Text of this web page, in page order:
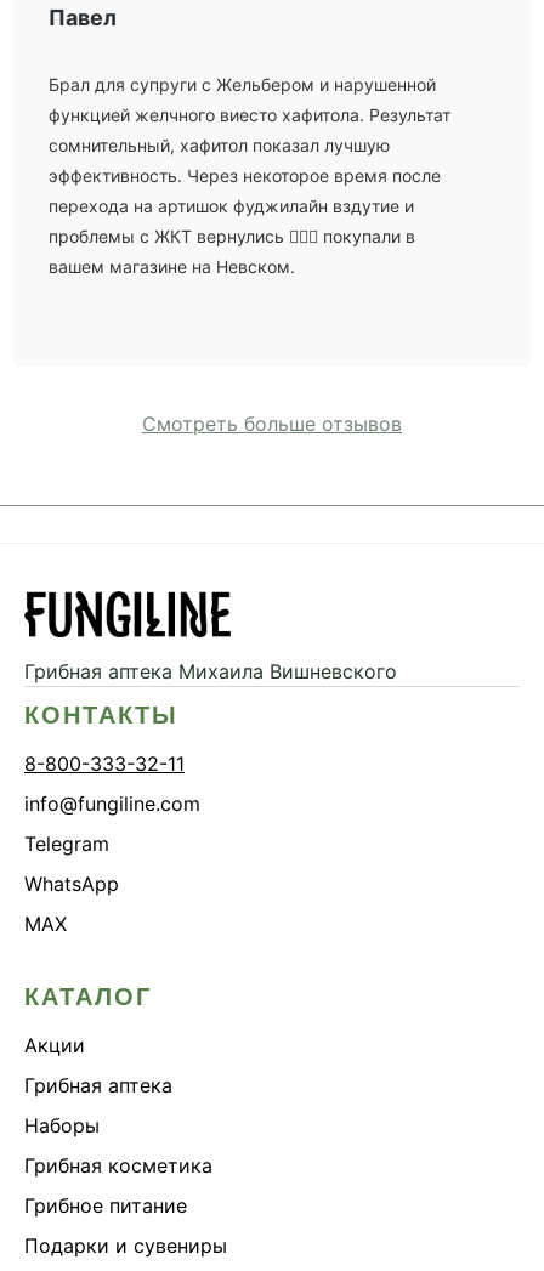
Павел
Брал для супруги с Жельбером и нарушенной
функцией желчного виесто хафитола. Результат
сомнительный, хафитол показал лучшую
эффективность. Через некоторое время после
перехода на артишок фуджилайн вздутие и
проблемы с ЖКТ вернулись 🤷🏻‍♂️ покупали в
вашем магазине на Невском.
Смотреть больше отзывов
Грибная аптека Михаила Вишневского
КОНТАКТЫ
8-800-333-32-11
info@fungiline.com
Telegram
WhatsApp
MAX
КАТАЛОГ
Акции
Грибная аптека
Наборы
Грибная косметика
Грибное питание
Подарки и сувениры